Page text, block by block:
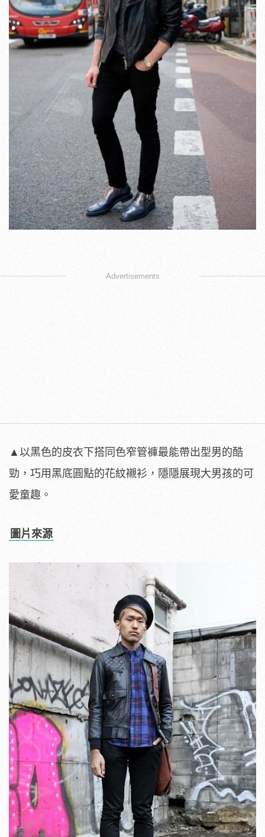
Advertisements
▲以黑色的皮衣下搭同色窄管褲最能帶出型男的酷
勁，巧用黑底圓點的花紋襯衫，隱隱展現大男孩的可
愛童趣。
圖片來源